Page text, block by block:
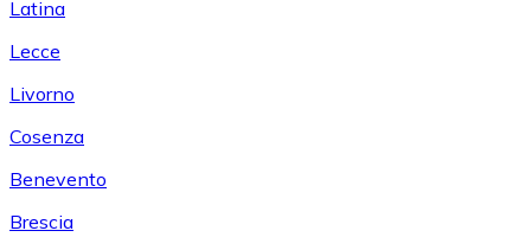
Latina
Lecce
Livorno
Cosenza
Benevento
Brescia